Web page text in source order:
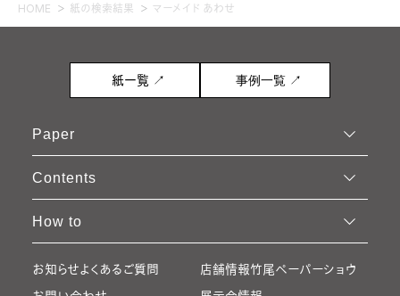
HOME 紙の検索結果 マーメイド あわせ
紙一覧 ↗ 事例一覧 ↗
Paper
Contents
How to
お知らせよくあるご質問
店舗情報竹尾ペーパーショウ